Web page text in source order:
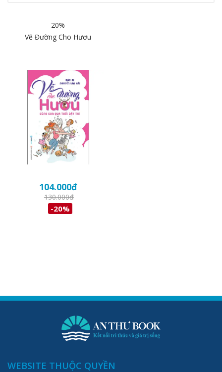
20%
Vẽ Đường Cho Hươu
104.000đ
130.000đ
-20%
WEBSITE THUỘC QUYỀN